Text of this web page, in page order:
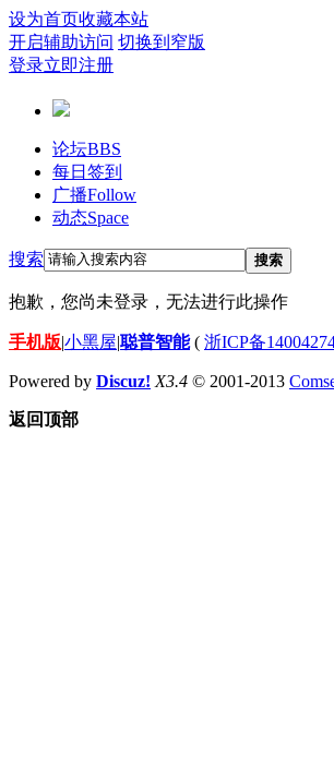
设为首页收藏本站
开启辅助访问 切换到窄版
登录立即注册
论坛BBS
每日签到
广播Follow
动态Space
搜索 搜索
抱歉，您尚未登录，无法进行此操作
手机版|小黑屋|聪普智能( 浙ICP备
Powered by Discuz! X3.4 © 2001-2013
返回顶部